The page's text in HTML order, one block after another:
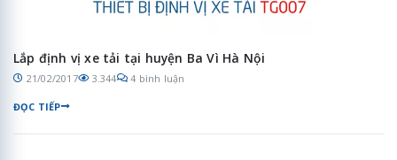
Lắp định vị xe tải tại huyện Ba Vì Hà Nội
21/02/2017 3.344 4 bình luận
ĐỌC TIẾP